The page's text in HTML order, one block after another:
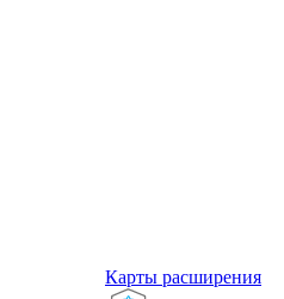
Карты расширения